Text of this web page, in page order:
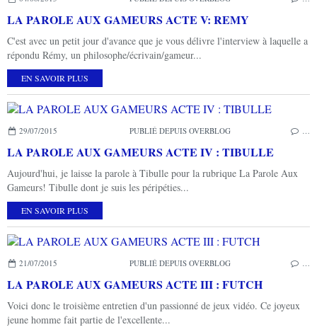
LA PAROLE AUX GAMEURS ACTE V: REMY
C'est avec un petit jour d'avance que je vous délivre l'interview à laquelle a
répondu Rémy, un philosophe/écrivain/gameur...
EN SAVOIR PLUS
29/07/2015 PUBLIÉ DEPUIS OVERBLOG
LA PAROLE AUX GAMEURS ACTE IV : TIBULLE
Aujourd'hui, je laisse la parole à Tibulle pour la rubrique La Parole Aux
Gameurs! Tibulle dont je suis les péripéties...
EN SAVOIR PLUS
21/07/2015 PUBLIÉ DEPUIS OVERBLOG
LA PAROLE AUX GAMEURS ACTE III : FUTCH
Voici donc le troisième entretien d'un passionné de jeux vidéo. Ce joyeux
jeune homme fait partie de l'excellente...